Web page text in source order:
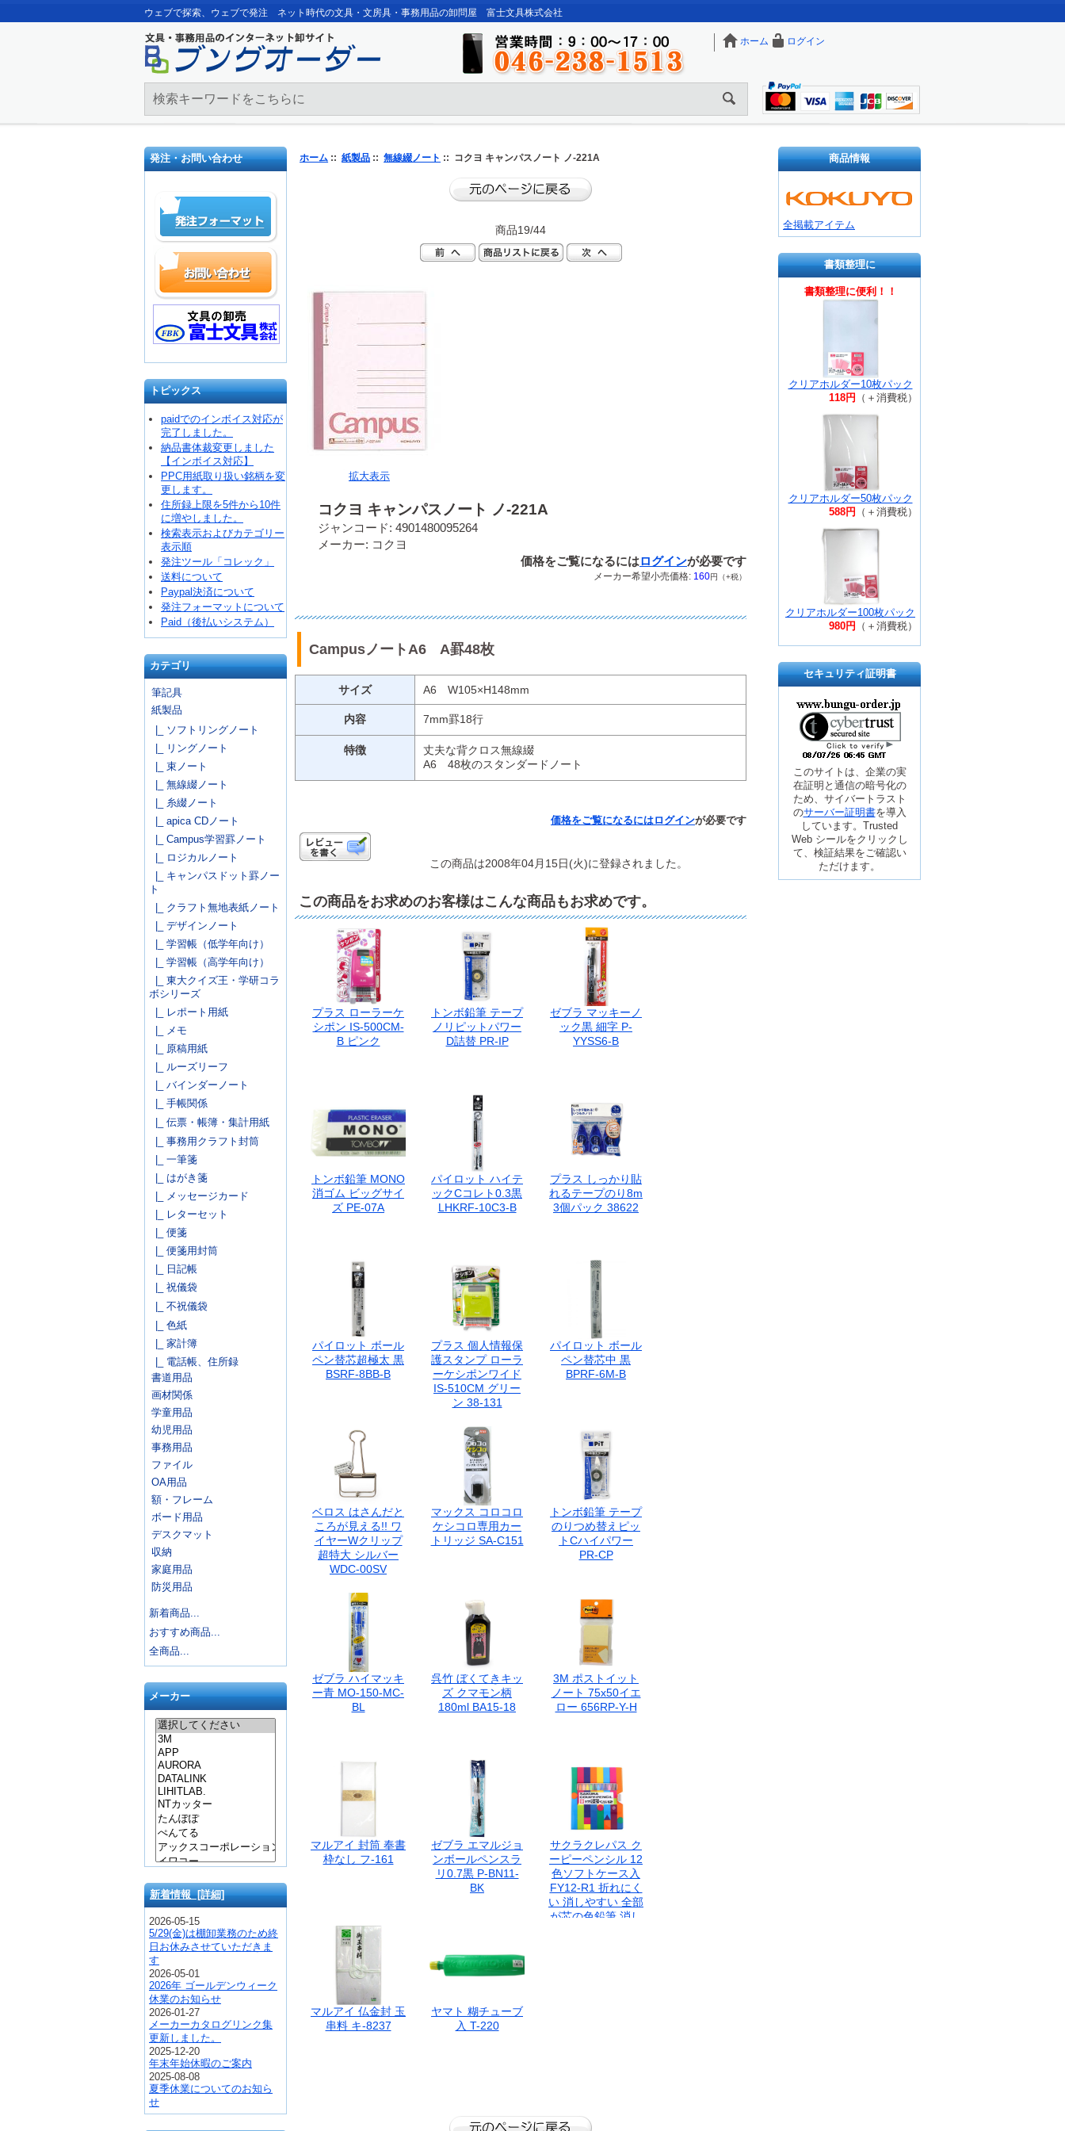
ウェブで探索、ウェブで発注 ネット時代の文具・文房具・事務用品の卸問屋 富士文具株式会社
ホーム ログイン
発注・お問い合わせ
トピックス
paidでのインボイス対応が
完了しました。
納品書体裁変更しました
【インボイス対応】
PPC用紙取り扱い銘柄を変
更します。
住所録上限を5件から10件
に増やしました。
検索表示およびカテゴリー
表示順
発注ツール「コレック」
送料について
Paypal決済について
発注フォーマットについて
Paid（後払いシステム）
カテゴリ
筆記具
紙製品
|_ ソフトリングノート
|_ リングノート
|_ 束ノート
|_ 無線綴ノート
|_ 糸綴ノート
|_ apica CDノート
|_ Campus学習罫ノート
|_ ロジカルノート
|_ キャンパスドット罫ノー
ト
|_ クラフト無地表紙ノート
|_ デザインノート
|_ 学習帳（低学年向け）
|_ 学習帳（高学年向け）
|_ 東大クイズ王・学研コラ
ボシリーズ
|_ レポート用紙
|_ メモ
|_ 原稿用紙
|_ ルーズリーフ
|_ バインダーノート
|_ 手帳関係
|_ 伝票・帳簿・集計用紙
|_ 事務用クラフト封筒
|_ 一筆箋
|_ はがき箋
|_ メッセージカード
|_ レターセット
|_ 便箋
|_ 便箋用封筒
|_ 日記帳
|_ 祝儀袋
|_ 不祝儀袋
|_ 色紙
|_ 家計簿
|_ 電話帳、住所録
書道用品
画材関係
学童用品
幼児用品
事務用品
ファイル
OA用品
額・フレーム
ボード用品
デスクマット
収納
家庭用品
防災用品
新着商品...
おすすめ商品...
全商品...
メーカー
新着情報 [詳細]
2026-05-15
5/29(金)は棚卸業務のため終
日お休みさせていただきま
す
2026-05-01
2026年 ゴールデンウィーク
休業のお知らせ
2026-01-27
メーカーカタログリンク集
更新しました。
2025-12-20
年末年始休暇のご案内
2025-08-08
夏季休業についてのお知ら
せ
ホーム ::紙製品 ::無線綴ノート :: コクヨ キャンパスノート ノ-221A
商品19/44
拡大表示
コクヨ キャンパスノート ノ-221A
ジャンコード: 4901480095264
メーカー: コクヨ
価格をご覧になるにはログインが必要です
メーカー希望小売価格: 160円（+税）
CampusノートA6 A罫48枚
サイズ A6 W105×H148mm
内容 7mm罫18行
特徴
丈夫な背クロス無線綴
A6 48枚のスタンダードノート
価格をご覧になるにはログインが必要です
この商品は2008年04月15日(火)に登録されました。
この商品をお求めのお客様はこんな商品もお求めです。
プラス ローラーケ
シポン IS-500CM-
B ピンク
トンボ鉛筆 テープ
ノリピットパワー
D詰替 PR-IP
ゼブラ マッキーノ
ック黒 細字 P-
YYSS6-B
トンボ鉛筆 MONO
消ゴム ビッグサイ
ズ PE-07A
パイロット ハイテ
ックCコレト0.3黒
LHKRF-10C3-B
プラス しっかり貼
れるテープのり8m
3個パック 38622
パイロット ボール
ペン替芯超極太 黒
BSRF-8BB-B
プラス 個人情報保
護スタンプ ローラ
ーケシポンワイド
IS-510CM グリー
ン 38-131
パイロット ボール
ペン替芯中 黒
BPRF-6M-B
ベロス はさんだと
ころが見える!! ワ
イヤーWクリップ
超特大 シルバー
WDC-00SV
マックス コロコロ
ケシコロ専用カー
トリッジ SA-C151
トンボ鉛筆 テープ
のりつめ替えピッ
トCハイパワー
PR-CP
ゼブラ ハイマッキ
ー青 MO-150-MC-
BL
呉竹 ぼくてきキッ
ズ クマモン柄
180ml BA15-18
3M ポストイット
ノート 75x50イエ
ロー 656RP-Y-H
マルアイ 封筒 奉書
枠なし フ-161
ゼブラ エマルジョ
ンボールペンスラ
リ0.7黒 P-BN11-
BK
サクラクレパス ク
ーピーペンシル 12
色ソフトケース入
FY12-R1 折れにく
い 消しやすい 全部
が芯の色鉛筆 消し
マルアイ 仏金封 玉
串料 キ-8237
ヤマト 糊チューブ
入 T-220
商品情報
全掲載アイテム
書類整理に
書類整理に便利！！
クリアホルダー10枚パック
118円
（＋消費税）
クリアホルダー50枚パック
588円
（＋消費税）
クリアホルダー100枚パック
980円
（＋消費税）
セキュリティ証明書
このサイトは、企業の実
在証明と通信の暗号化の
ため、サイバートラスト
のサーバー証明書を導入
しています。Trusted
Web シールをクリックし
て、検証結果をご確認い
ただけます。